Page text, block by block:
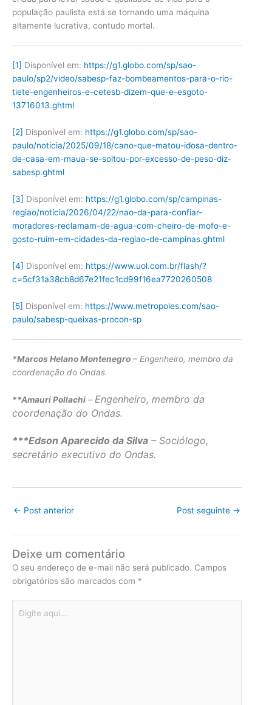
população paulista está se tornando uma máquina
altamente lucrativa, contudo mortal.
[1] Disponível em: https://g1.globo.com/sp/sao-
paulo/sp2/video/sabesp-faz-bombeamentos-para-o-rio-
tiete-engenheiros-e-cetesb-dizem-que-e-esgoto-
13716013.ghtml
[2] Disponível em: https://g1.globo.com/sp/sao-
paulo/noticia/2025/09/18/cano-que-matou-idosa-dentro-
de-casa-em-maua-se-soltou-por-excesso-de-peso-diz-
sabesp.ghtml
[3] Disponível em: https://g1.globo.com/sp/campinas-
regiao/noticia/2026/04/22/nao-da-para-confiar-
moradores-reclamam-de-agua-com-cheiro-de-mofo-e-
gosto-ruim-em-cidades-da-regiao-de-campinas.ghtml
[4] Disponível em: https://www.uol.com.br/flash/?
c=5cf31a38cb8d67e21fec1cd99f16ea7720260508
[5] Disponível em: https://www.metropoles.com/sao-
paulo/sabesp-queixas-procon-sp
*Marcos Helano Montenegro – Engenheiro, membro da
coordenação do Ondas.
**Amauri Pollachi – Engenheiro, membro da
coordenação do Ondas.
***Edson Aparecido da Silva – Sociólogo,
secretário executivo do Ondas.
← Post anterior Post seguinte →
Deixe um comentário
O seu endereço de e-mail não será publicado. Campos
obrigatórios são marcados com *
aqui...